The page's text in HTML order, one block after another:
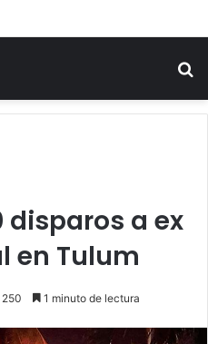
falsos sobre su caso
disparos a ex
en Tulum
250 1 minuto de lectura